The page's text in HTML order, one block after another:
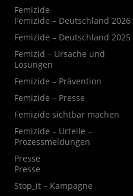
Femizide
Femizide – Deutschland 2026
Femizide – Deutschland 2025
Femizid – Ursache und
Lösungen
Femizide – Prävention
Femizide – Presse
Femizide sichtbar machen
Femizide – Urteile –
Prozessmeldungen
Presse
Presse
Stop_it – Kampagne